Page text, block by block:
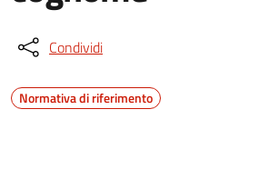
Condividi
Normativa di riferimento